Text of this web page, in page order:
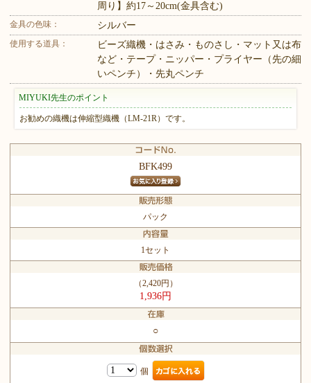
周り】約17～20cm(金具含む)
金具の色味： シルバー
使用する道具：
ビーズ織機・はさみ・ものさし・マット又は布
など・テープ・ニッパー・プライヤー（先の細
いペンチ）・先丸ペンチ
MIYUKI先生のポイント
お勧めの織機は伸縮型織機（LM-21R）です。
BFK499
パック
1セット
（2,420円）
1,936円
○
個